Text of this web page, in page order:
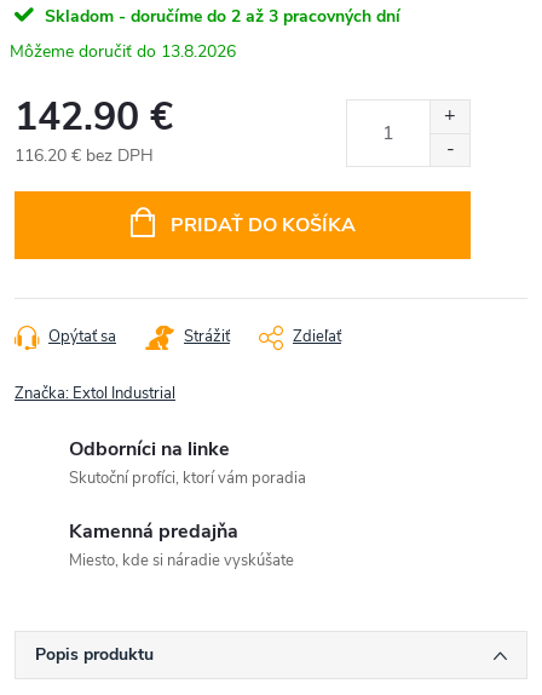
Skladom - doručíme do 2 až 3 pracovných dní
13.8.2026
142.90 €
116.20 € bez DPH
PRIDAŤ DO KOŠÍKA
Opýtať sa Strážiť Zdieľať
Značka: Extol Industrial
Odborníci na linke
Skutoční profíci, ktorí vám poradia
Kamenná predajňa
Miesto, kde si náradie vyskúšate
Popis produktu